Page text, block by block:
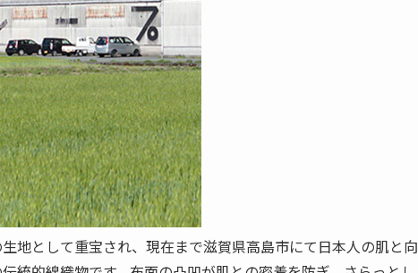
地として重宝され、現在まで滋賀県高島市にて日本人の肌と向